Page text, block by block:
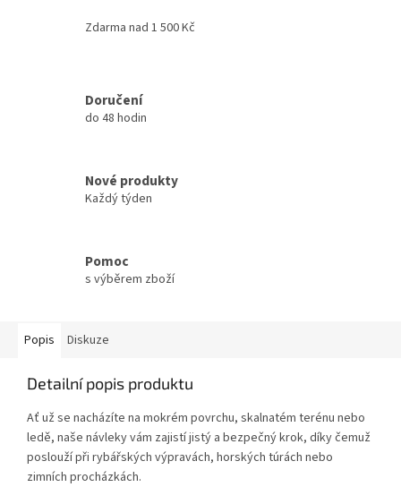
Zdarma nad 1 500 Kč
Doručení
do 48 hodin
Nové produkty
Každý týden
Pomoc
s výběrem zboží
Popis Diskuze
Detailní popis produktu
Ať už se nacházíte na mokrém povrchu, skalnatém terénu nebo
ledě, naše návleky vám zajistí jistý a bezpečný krok, díky čemuž
poslouží při rybářských výpravách, horských túrách nebo
zimních procházkách.